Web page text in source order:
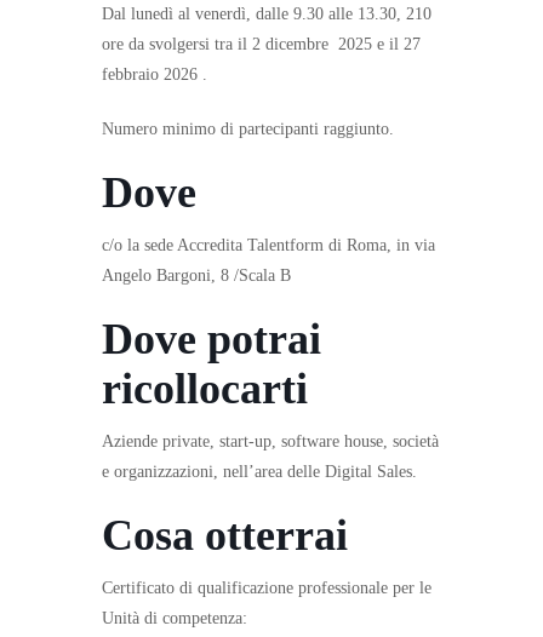
Dal lunedì al venerdì, dalle 9.30 alle 13.30, 210
ore da svolgersi tra il 2 dicembre 2025 e il 27
febbraio 2026 .
Numero minimo di partecipanti raggiunto.
Dove
c/o la sede Accredita Talentform di Roma, in via
Angelo Bargoni, 8 /Scala B
Dove potrai
ricollocarti
Aziende private, start-up, software house, società
e organizzazioni, nell’area delle Digital Sales.
Cosa otterrai
Certificato di qualificazione professionale per le
Unità di competenza: